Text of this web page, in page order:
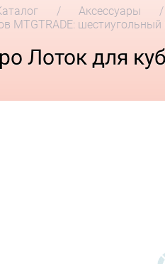
Аксессуары
MTGTRADE:
Лоток для